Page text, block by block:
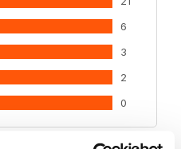
6
3
2
0